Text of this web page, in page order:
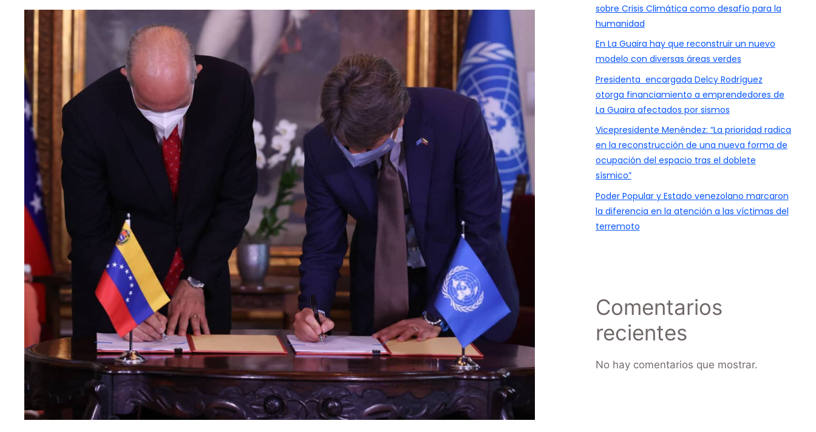
sobre Crisis Climática como desafío para la
humanidad
En La Guaira hay que reconstruir un nuevo
modelo con diversas áreas verdes
Presidenta encargada Delcy Rodríguez
otorga financiamiento a emprendedores de
La Guaira afectados por sismos
Vicepresidente Menéndez: “La prioridad radica
en la reconstrucción de una nueva forma de
ocupación del espacio tras el doblete
sísmico”
Poder Popular y Estado venezolano marcaron
la diferencia en la atención a las víctimas del
terremoto
Comentarios
recientes
No hay comentarios que mostrar.